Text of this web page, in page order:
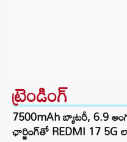
ట్రెండింగ్‌
7500mAh బ్యాటరీ, 6.9
ఛార్జింగ్‌తో REDMI 17 5G